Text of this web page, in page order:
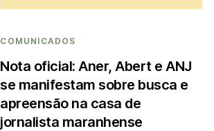
COMUNICADOS
Nota oficial: Aner, Abert e ANJ
se manifestam sobre busca e
apreensão na casa de
jornalista maranhense